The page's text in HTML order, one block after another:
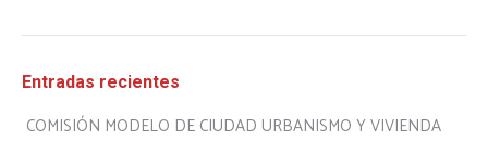
Entradas recientes
COMISIÓN MODELO DE CIUDAD URBANISMO Y VIVIENDA